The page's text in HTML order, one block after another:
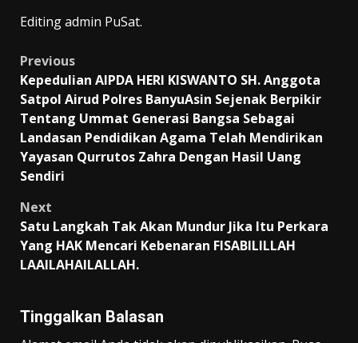
Editing admin PuSat.
Post
navigation
Previous
Kepedulian AIPDA HERI KISWANTO SH. Anggota
Satpol Airud Polres BanyuAsin Sejenak Berpikir
Tentang Ummat Generasi Bangsa Sebagai
Landasan Pendidikan Agama Telah Mendirikan
Yayasan Qurrutos Zahra Dengan Hasil Uang
Sendiri
Next
Satu Langkah Tak Akan Mundur Jika Itu Perkara
Yang HAK Mencari Kebenaran FISABILILLAH
LAAILAHAILALLAH.
Tinggalkan Balasan